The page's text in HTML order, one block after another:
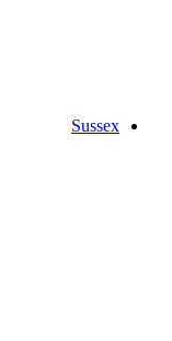
Sussex